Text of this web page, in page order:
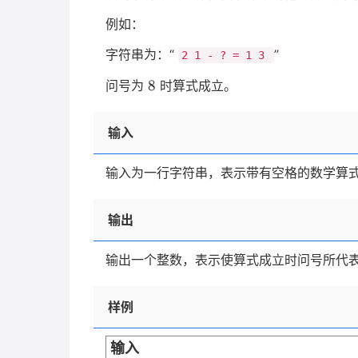
例如：
字符串为：“
2 1 - ? = 1 3
”
问号为 8
8 时算式成立。
输入
输入为一行字符串，表示带有空格的数学算式
输出
输出一个整数，表示使算式成立时问号所代表
样例
输入